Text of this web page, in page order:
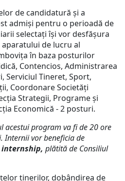
de candidatură și a
admiși pentru o perioadă de
selectați își vor desfășura
de lucru al
în baza posturilor
Contencios, Administrarea
Serviciul Tineret, Sport,
Coordonare Societăți
Strategii, Programe și
Economică - 2 posturi.
acestui program va fi de 20 ore
Internii vor beneficia de
internship, plătită de Consiliul
tinerilor, dobândirea de